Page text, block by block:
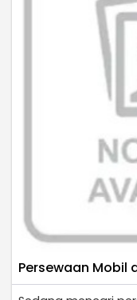
Persewaan Mobil